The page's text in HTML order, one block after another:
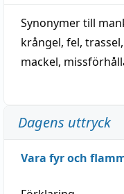
Synonymer till
krångel, fel, trassel,
mackel,
Dagens uttryck
Vara fyr och